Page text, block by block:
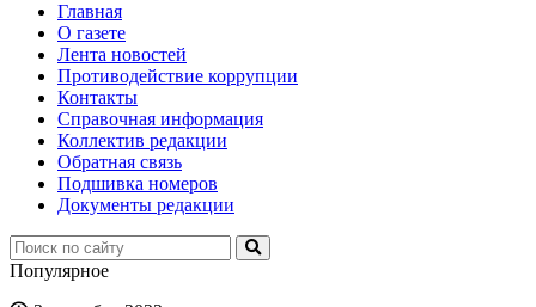
Главная
О газете
Лента новостей
Противодействие коррупции
Контакты
Справочная информация
Коллектив редакции
Обратная связь
Подшивка номеров
Документы редакции
Популярное